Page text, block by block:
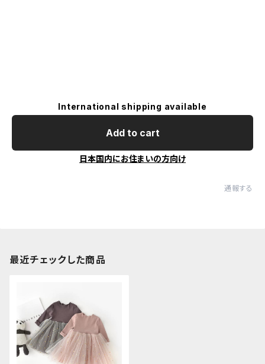
International shipping available
Add to cart
日本国内にお住まいの方向け
通報する
最近チェックした商品